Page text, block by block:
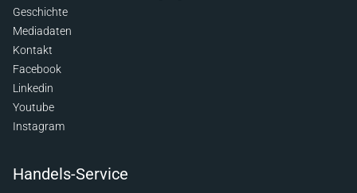
Geschichte
Mediadaten
Kontakt
Facebook
Linkedin
Youtube
Instagram
Handels-Service